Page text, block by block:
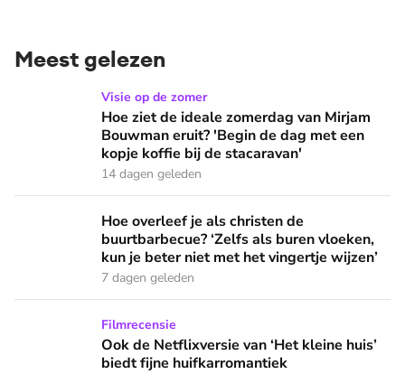
Meest gelezen
Hoe ziet de ideale zomerdag van Mirjam Bouwman eruit?
Visie op de zomer
Hoe ziet de ideale zomerdag van Mirjam
Bouwman eruit? 'Begin de dag met een
kopje koffie bij de stacaravan'
14 dagen geleden
Hoe overleef je als christen de buurtbarbecue? ‘Zelfs als
Hoe overleef je als christen de
buurtbarbecue? ‘Zelfs als buren vloeken,
kun je beter niet met het vingertje wijzen’
7 dagen geleden
Ook de Netflixversie van ‘Het kleine huis’ biedt fijne
Filmrecensie
Ook de Netflixversie van ‘Het kleine huis’
biedt fijne huifkarromantiek